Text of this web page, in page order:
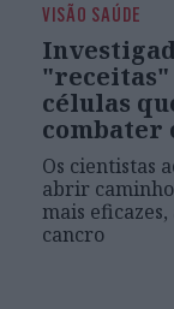
VISÃO SAÚDE
células
combater
Os cientistas
abrir
mais
cancro